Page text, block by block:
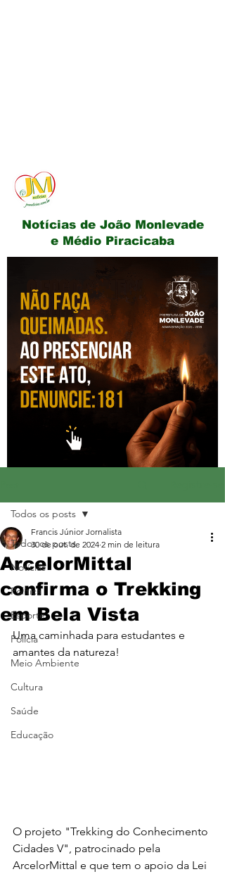
Notícias de João Monlevade
e Médio Piracicaba
Todos os posts
Notícias
Política
Esporte
Polícia
Meio Ambiente
Cultura
Saúde
Educação
Todos os posts
ArcelorMittal
confirma o Trekking
em Bela Vista
Francis Júnior Jornalista
30 de out. de 2024 2 min de leitura
Uma caminhada para estudantes e
amantes da natureza!
O projeto "Trekking do Conhecimento
Cidades V", patrocinado pela
ArcelorMittal e que tem o apoio da Lei